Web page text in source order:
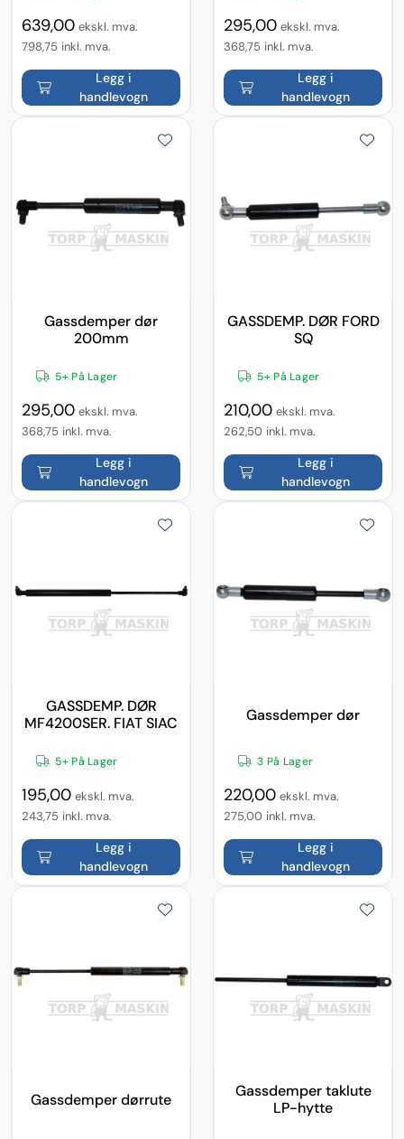
639,00 ekskl. mva.
798,75 inkl. mva.
Legg i
handlevogn
295,00 ekskl. mva.
368,75 inkl. mva.
Legg i
handlevogn
Gassdemper dør
200mm
5+ På Lager
295,00 ekskl. mva.
368,75 inkl. mva.
Legg i
handlevogn
GASSDEMP. DØR FORD
SQ
5+ På Lager
210,00 ekskl. mva.
262,50 inkl. mva.
Legg i
handlevogn
GASSDEMP. DØR
MF4200SER. FIAT SIAC
5+ På Lager
195,00 ekskl. mva.
243,75 inkl. mva.
Legg i
handlevogn
Gassdemper dør
3 På Lager
220,00 ekskl. mva.
275,00 inkl. mva.
Legg i
handlevogn
Gassdemper dørrute
Gassdemper taklute
LP-hytte